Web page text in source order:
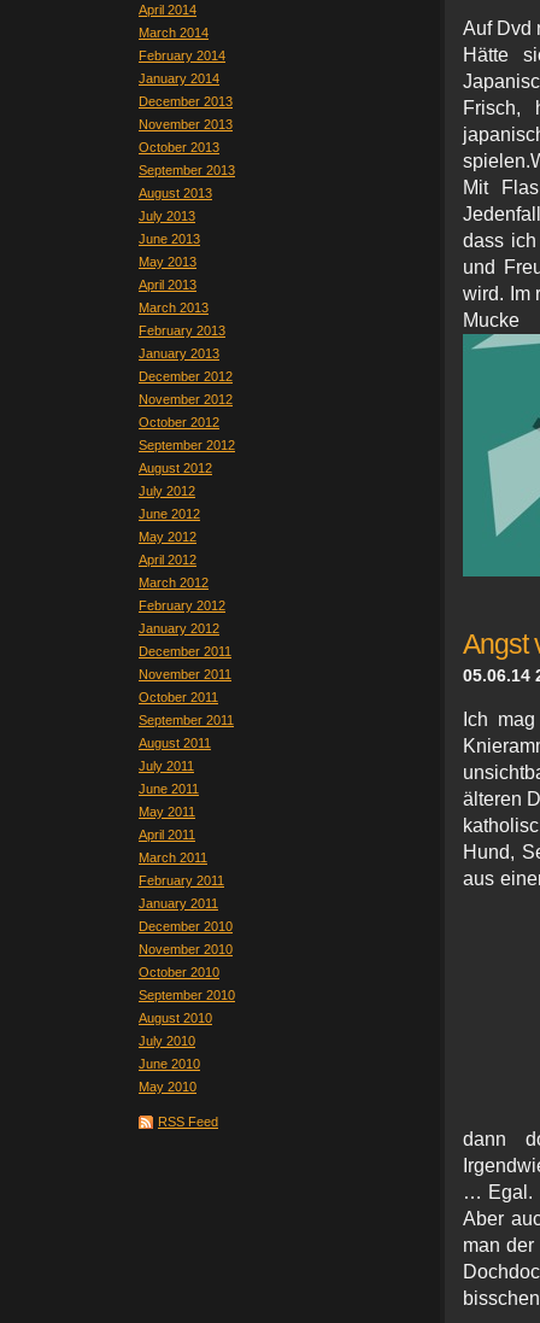
April 2014
March 2014
February 2014
January 2014
December 2013
November 2013
October 2013
September 2013
August 2013
July 2013
June 2013
May 2013
April 2013
March 2013
February 2013
January 2013
December 2012
November 2012
October 2012
September 2012
August 2012
July 2012
June 2012
May 2012
April 2012
March 2012
February 2012
January 2012
December 2011
November 2011
October 2011
September 2011
August 2011
July 2011
June 2011
May 2011
April 2011
March 2011
February 2011
January 2011
December 2010
November 2010
October 2010
September 2010
August 2010
July 2010
June 2010
May 2010
RSS Feed
Auf Dvd
Hätte
Frisch,
Mit
dass
und
wird. Im
Angst
05.06.14
Ich
älteren
Hund,
aus
dann
… Egal.
Aber
man